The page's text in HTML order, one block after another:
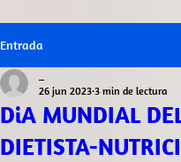
Entrada
DiA MUNDIAL
DIETISTA-
26 jun 2023 3 min de lectura